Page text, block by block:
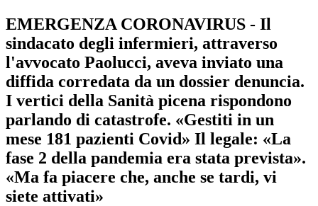
EMERGENZA CORONAVIRUS - Il
sindacato degli infermieri, attraverso
l'avvocato Paolucci, aveva inviato una
diffida corredata da un dossier denuncia.
I vertici della Sanità picena rispondono
parlando di catastrofe. «Gestiti in un
mese 181 pazienti Covid» Il legale: «La
fase 2 della pandemia era stata prevista».
«Ma fa piacere che, anche se tardi, vi
siete attivati»